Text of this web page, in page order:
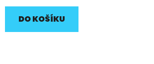
DO KOŠÍKU